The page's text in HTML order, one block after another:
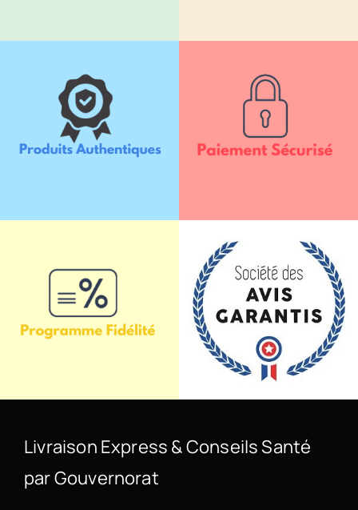
Livraison Express & Conseils Santé
par Gouvernorat